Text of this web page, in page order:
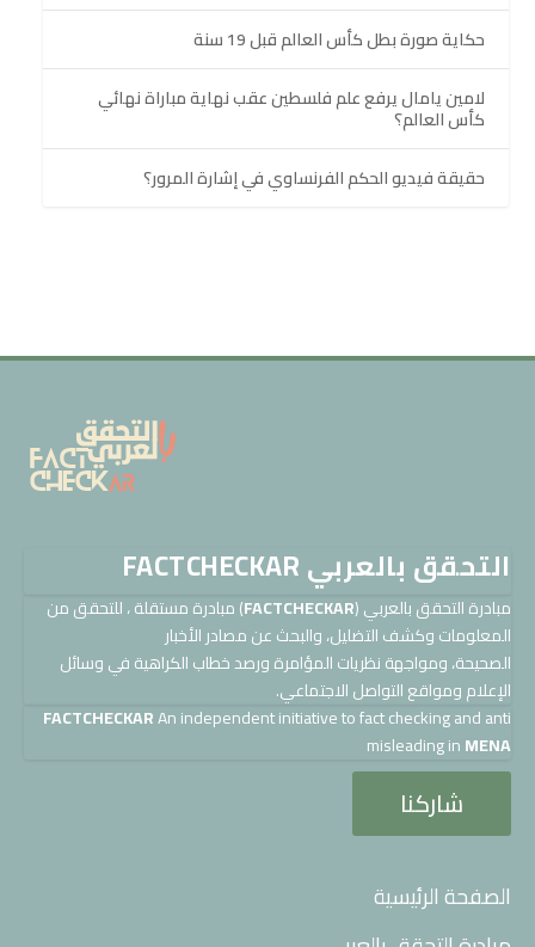
حكاية صورة بطل كأس العالم قبل 19 سنة
لامين يامال يرفع علم فلسطين عقب نهاية مباراة نهائي
كأس العالم؟
حقيقة فيديو الحكم الفرنساوي في إشارة المرور؟
التحقق بالعربي FACTCHECKAR
مبادرة التحقق بالعربي (FACTCHECKAR) مبادرة مستقلة ، للتحقق من
المعلومات وكشف التضليل، والبحث عن مصادر الأخبار
الصحيحة، ومواجهة نظريات المؤامرة ورصد خطاب الكراهية في وسائل
الإعلام ومواقع التواصل الاجتماعي.
FACTCHECKARAn independent initiative to fact checking and anti
misleading inMENA
شاركنا
الصفحة الرئيسية